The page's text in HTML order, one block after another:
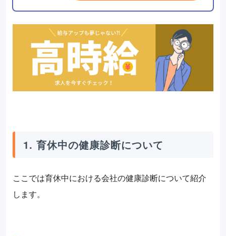
1. 育休中の健康診断について
ここでは育休中における会社の健康診断について紹介
します。